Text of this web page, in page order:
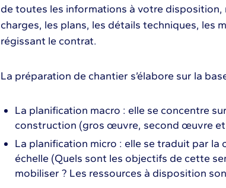
de toutes les informations à votre disposition,
charges, les plans, les détails techniques, les
régissant le contrat.
La préparation de chantier s’élabore sur la
La planification macro : elle se concentre
construction (gros œuvre, second œuvre
La planification micro : elle se traduit par
échelle (Quels sont les objectifs de cette
mobiliser ? Les ressources à disposition